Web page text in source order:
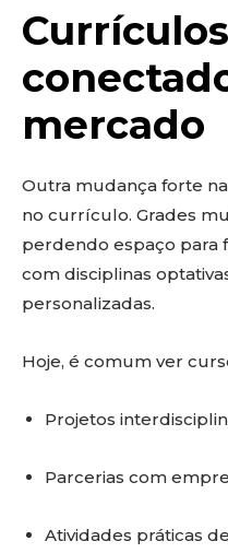
mercado
Outra mudança forte
no currículo. Grades
perdendo espaço para
com disciplinas
personalizadas.
Hoje, é comum ver
Projetos
Parcerias com
Atividades práticas